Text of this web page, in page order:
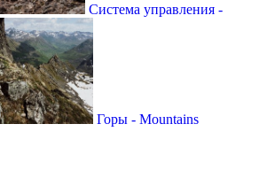
Система управления -
Горы - Mountains